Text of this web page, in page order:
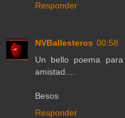
Responder
NVBallesteros 00:58
Un bello poema
amistad....
Besos
Responder